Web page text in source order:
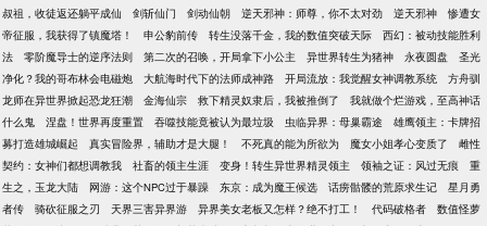
叔祖，收徒返还躺平成仙
剑斩仙门 剑动仙朝 逆天邪神：师尊，你不太对劲 逆天邪神
惨遭女
帝征服，我获得了镇魔塔！
申公豹前传 转生没落千金，我的数值突破天际
西幻：被动技能胜利
法
零阶魔导士的逆序法则 第二次的召唤，开局拿下小公主 异世界转生为猪神 永夜圆盘
圣光
净化？我的哥布林会电磁炮
大航海时代下的法师成神路 开局流放：我觉醒女神调教系统
方舟驯
龙师在异世界掀起恐龙狂潮
金海仙宗 救下精灵奴隶后，我被推倒了
我就做个烂游戏，至高神话
什么鬼
涅盘！世界再度重置 吞噬技能竟被认为最垃圾 虫临异界：母巢霸途
雄鹰领主：卡牌招
募打造雄城崛起
真实冒险界，辅助才是大腿！ 不死真的能为所欲为 魔女小姐孝心变质了
雌性
契约：女神们都想调教我
社畜的领主生涯 变身！转生异世界精灵领主 领袖之证：风过无痕
重
生之，玉龙大陆
网游：这个NPC过于暴躁 东京：成为魔王候选 话痨骷髅的荒原求生记
星月勇
者传
骑砍征服之刃 天界三害异界游 异界美女老板又怎样？绝不打工！ 代码破格者
数值怪萝